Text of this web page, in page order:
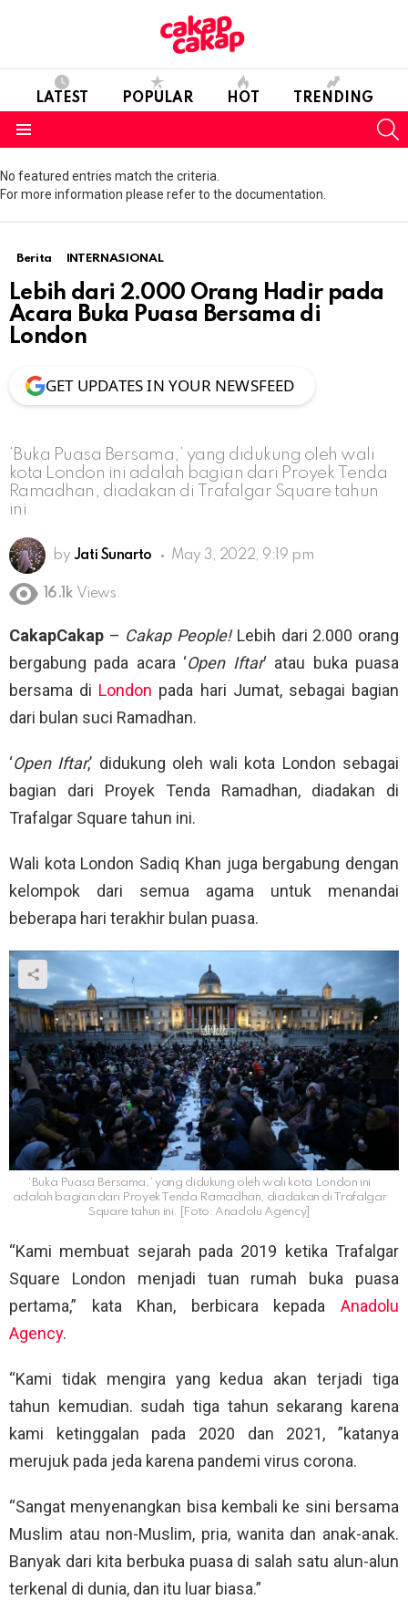
LATEST POPULAR HOT TRENDING
No featured entries match the criteria.
For more information please refer to the documentation.
Berita INTERNASIONAL
Lebih dari 2.000 Orang Hadir pada
Acara Buka Puasa Bersama di
London
GET UPDATES IN YOUR NEWSFEED
‘Buka Puasa Bersama,’ yang didukung oleh wali
kota London ini adalah bagian dari Proyek Tenda
Ramadhan, diadakan di Trafalgar Square tahun
ini
by Jati Sunarto May 3, 2022, 9:19 pm
16.1k Views
CakapCakap – Cakap People!Lebih dari 2.000 orang
bergabung pada acara ‘Open Iftar‘ atau buka puasa
bersama di London pada hari Jumat, sebagai bagian
dari bulan suci Ramadhan.
‘Open Iftar,’ didukung oleh wali kota London sebagai
bagian dari Proyek Tenda Ramadhan, diadakan di
Trafalgar Square tahun ini.
Wali kota London Sadiq Khan juga bergabung dengan
kelompok dari semua agama untuk menandai
beberapa hari terakhir bulan puasa.
‘Buka Puasa Bersama,’ yang didukung oleh wali kota London ini
adalah bagian dari Proyek Tenda Ramadhan, diadakan di Trafalgar
Square tahun ini. [Foto: Anadolu Agency]
“Kami membuat sejarah pada 2019 ketika Trafalgar
Square London menjadi tuan rumah buka puasa
pertama,” kata Khan, berbicara kepada Anadolu
Agency.
“Kami tidak mengira yang kedua akan terjadi tiga
tahun kemudian. sudah tiga tahun sekarang karena
kami ketinggalan pada 2020 dan 2021, ”katanya
merujuk pada jeda karena pandemi virus corona.
“Sangat menyenangkan bisa kembali ke sini bersama
Muslim atau non-Muslim, pria, wanita dan anak-anak.
Banyak dari kita berbuka puasa di salah satu alun-alun
terkenal di dunia, dan itu luar biasa.”